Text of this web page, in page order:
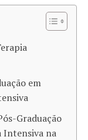
em
Graduação
Intensiva na